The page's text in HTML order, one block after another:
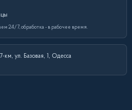
24/7, обработка - в рабочее время.
км, ул. Базовая, 1, Одесса